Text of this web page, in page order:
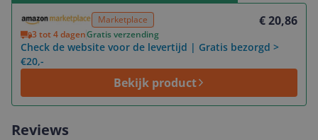
Marketplace € 20,86
3 tot 4 dagenGratis verzending
Check de website voor de levertijd | Gratis bezorgd >
€20,-
Bekijk product
Reviews